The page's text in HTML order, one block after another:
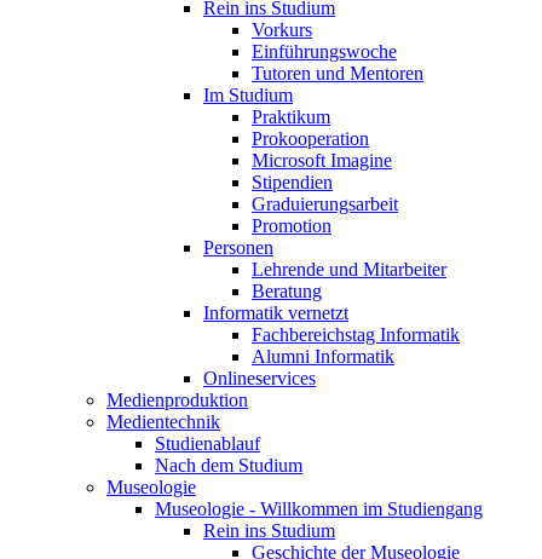
Rein ins Studium
Vorkurs
Einführungswoche
Tutoren und Mentoren
Im Studium
Praktikum
Prokooperation
Microsoft Imagine
Stipendien
Graduierungsarbeit
Promotion
Personen
Lehrende und Mitarbeiter
Beratung
Informatik vernetzt
Fachbereichstag Informatik
Alumni Informatik
Onlineservices
Medienproduktion
Medientechnik
Studienablauf
Nach dem Studium
Museologie
Museologie - Willkommen im Studiengang
Rein ins Studium
Geschichte der Museologie